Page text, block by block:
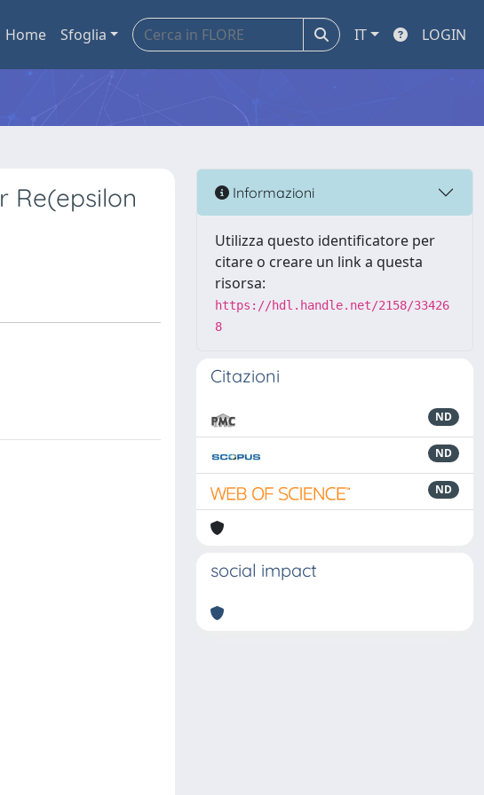
Home Sfoglia IT LOGIN
Re(epsilon
Informazioni
Utilizza questo identificatore per
citare o creare un link a questa
risorsa:
https://hdl.handle.net/2158/33426
8
Citazioni
ND
ND
ND
social impact